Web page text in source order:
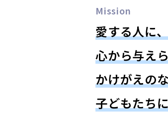
Mission
愛する人に、
心から与え
かけがえの
子どもたち